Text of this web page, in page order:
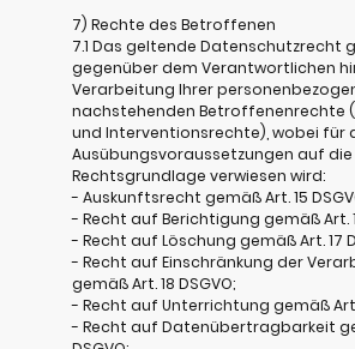
7) Rechte des Betroffenen
7.1 Das geltende Datenschutzrecht
gegenüber dem Verantwortlichen
Verarbeitung Ihrer
nachstehenden Betroffenenrechte
und Interventionsrechte), wobei für
Ausübungsvoraussetzungen auf
Rechtsgrundlage verwiesen wird:
- Auskunftsrecht gemäß Art. 15
- Recht auf Berichtigung gemäß Art.
- Recht auf Löschung gemäß Art. 17
- Recht auf Einschränkung der
gemäß Art. 18 DSGVO;
- Recht auf Unterrichtung gemäß Art.
- Recht auf Datenübertragbarkeit